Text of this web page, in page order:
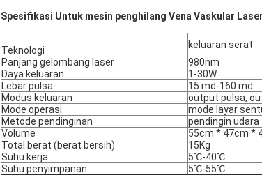
Spesifikasi Untuk mesin penghilang Vena Vaskular
Teknologi
keluaran serat
Panjang gelombang laser
980nm
Daya keluaran
1-30W
Lebar pulsa
15 md-160 md
Modus keluaran
output pulsa,
Mode operasi
mode layar
Metode pendinginan
pendingin udara
Volume
55cm * 47cm *
Total berat (berat bersih)
15Kg
Suhu kerja
5℃-40℃
Suhu penyimpanan
5℃-55℃